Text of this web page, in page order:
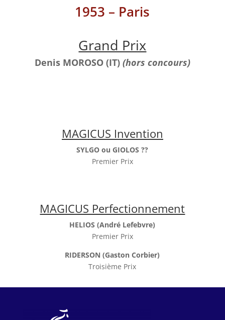
1953 – Paris
Grand Prix
Denis MOROSO (IT) (hors concours)
MAGICUS Invention
SYLGO ou GIOLOS ??
Premier Prix
MAGICUS Perfectionnement
HELIOS (André Lefebvre)
Premier Prix
RIDERSON (Gaston Corbier)
Troisième Prix